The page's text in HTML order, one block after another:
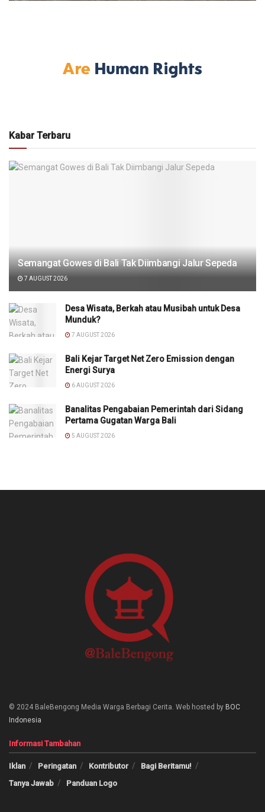
Kabar Terbaru
Semangat Gowes di Bali Tak Diimbangi Jalur Sepeda
7 AUGUST 2026
Desa Wisata, Berkah atau Musibah untuk Desa
Munduk?
7 AUGUST 2026
Bali Kejar Target Net Zero Emission dengan
Energi Surya
6 AUGUST 2026
Banalitas Pengabaian Pemerintah dari Sidang
Pertama Gugatan Warga Bali
5 AUGUST 2026
© 2024 BaleBengong Media Warga Berbagi Cerita. Web hosted by BOC
Indonesia
Informasi Tambahan
Iklan Peringatan Kontributor
Bagi Beritamu!
Tanya Jawab
Panduan Logo